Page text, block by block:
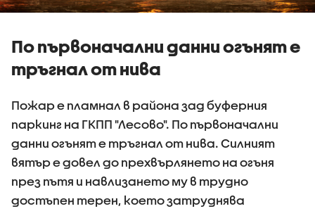
По първоначални данни огънят е
тръгнал от нива
Пожар е пламнал в района зад буферния
паркинг на ГКПП "Лесово". По първоначални
данни огънят е тръгнал от нива. Силният
вятър е довел до прехвърлянето на огъня
през пътя и навлизането му в трудно
достъпен терен, което затруднява